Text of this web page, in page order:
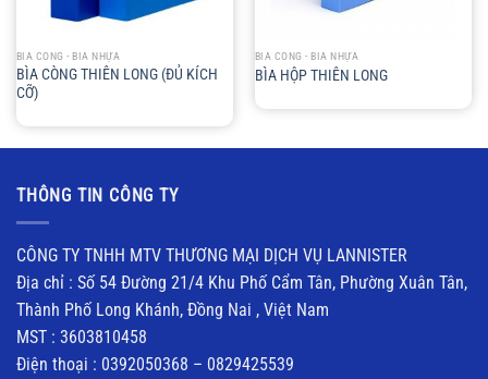
BÌA CÒNG - BÌA NHỰA
BÌA CÒNG THIÊN LONG (ĐỦ KÍCH
CỠ)
BÌA CÒNG - BÌA NHỰA
BÌA HỘP THIÊN LONG
THÔNG TIN CÔNG TY
CÔNG TY TNHH MTV THƯƠNG MẠI DỊCH VỤ LANNISTER
Địa chỉ : Số 54 Đường 21/4 Khu Phố Cẩm Tân, Phường Xuân Tân,
Thành Phố Long Khánh, Đồng Nai , Việt Nam
MST : 3603810458
Điện thoại : 0392050368 – 0829425539